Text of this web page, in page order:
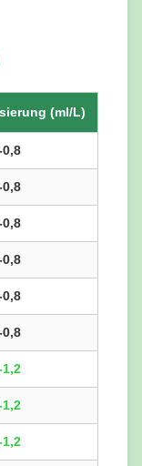
(ml/L)
0,8
0,8
0,8
0,8
0,8
0,8
1,2
1,2
1,2